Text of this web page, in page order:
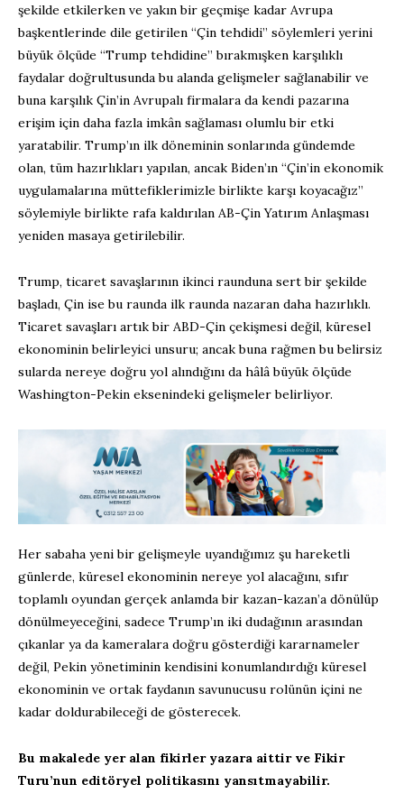
şekilde etkilerken ve yakın bir geçmişe kadar Avrupa
başkentlerinde dile getirilen “Çin tehdidi” söylemleri yerini
büyük ölçüde “Trump tehdidine” bırakmışken karşılıklı
faydalar doğrultusunda bu alanda gelişmeler sağlanabilir ve
buna karşılık Çin’in Avrupalı firmalara da kendi pazarına
erişim için daha fazla imkân sağlaması olumlu bir etki
yaratabilir. Trump’ın ilk döneminin sonlarında gündemde
olan, tüm hazırlıkları yapılan, ancak Biden’ın “Çin’in ekonomik
uygulamalarına müttefiklerimizle birlikte karşı koyacağız”
söylemiyle birlikte rafa kaldırılan AB-Çin Yatırım Anlaşması
yeniden masaya getirilebilir.
Trump, ticaret savaşlarının ikinci raunduna sert bir şekilde
başladı, Çin ise bu raunda ilk raunda nazaran daha hazırlıklı.
Ticaret savaşları artık bir ABD-Çin çekişmesi değil, küresel
ekonominin belirleyici unsuru; ancak buna rağmen bu belirsiz
sularda nereye doğru yol alındığını da hâlâ büyük ölçüde
Washington-Pekin eksenindeki gelişmeler belirliyor.
Her sabaha yeni bir gelişmeyle uyandığımız şu hareketli
günlerde, küresel ekonominin nereye yol alacağını, sıfır
toplamlı oyundan gerçek anlamda bir kazan-kazan’a dönülüp
dönülmeyeceğini, sadece Trump’ın iki dudağının arasından
çıkanlar ya da kameralara doğru gösterdiği kararnameler
değil, Pekin yönetiminin kendisini konumlandırdığı küresel
ekonominin ve ortak faydanın savunucusu rolünün içini ne
kadar doldurabileceği de gösterecek.
Bu makalede yer alan fikirler yazara aittir ve Fikir
Turu’nun editöryel politikasını yansıtmayabilir.